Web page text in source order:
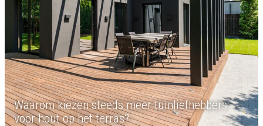
Waarom kiezen steeds meer tuinliefhebbers
voor hout op het terras?